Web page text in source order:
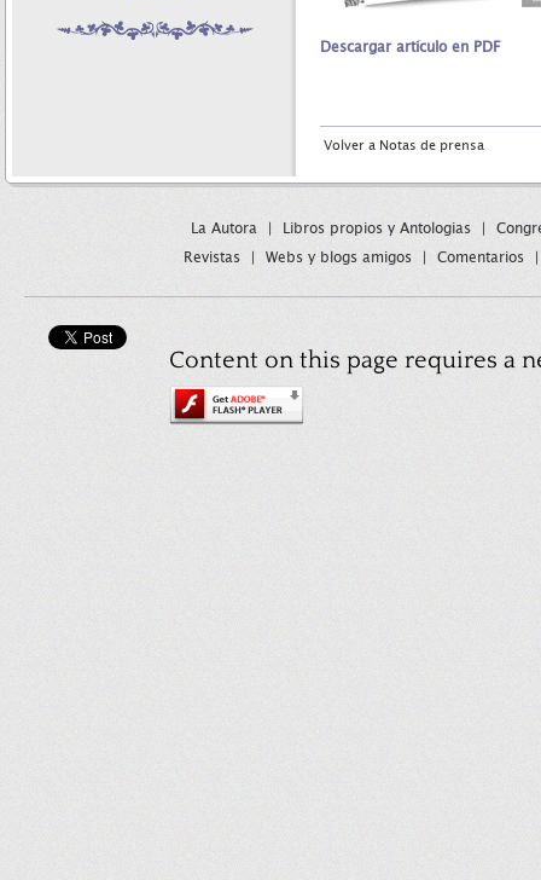
Descargar artículo en PDF
Volver a Notas de prensa
La Autora Libros propios y Antologias
Revistas
Webs y blogs amigos Comentarios
Content on this page requires a